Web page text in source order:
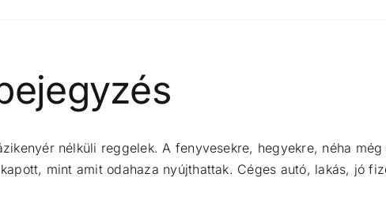
nélküli reggelek. A fenyvesekre, hegyekre, néha
mint amit odahaza nyújthattak. Céges autó, lakás, jó